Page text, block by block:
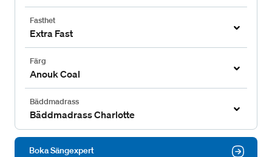
Fasthet
Extra Fast
Färg
Anouk Coal
Bäddmadrass
Bäddmadrass Charlotte
Boka Sängexpert